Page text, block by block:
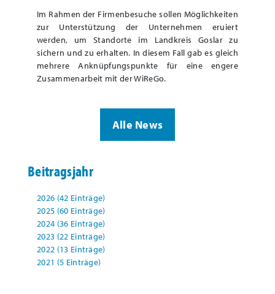
Im Rahmen der Firmenbesuche sollen Möglichkeiten
zur Unterstützung der Unternehmen eruiert
werden, um Standorte im Landkreis Goslar zu
sichern und zu erhalten. In diesem Fall gab es gleich
mehrere Anknüpfungspunkte für eine engere
Zusammenarbeit mit der WiReGo.
Alle News
Beitragsjahr
2026 (42 Einträge)
2025 (60 Einträge)
2024 (36 Einträge)
2023 (22 Einträge)
2022 (13 Einträge)
2021 (5 Einträge)